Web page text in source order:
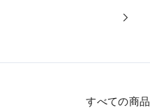
すべての商品